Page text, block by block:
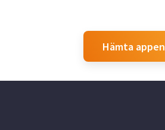
Hämta appen